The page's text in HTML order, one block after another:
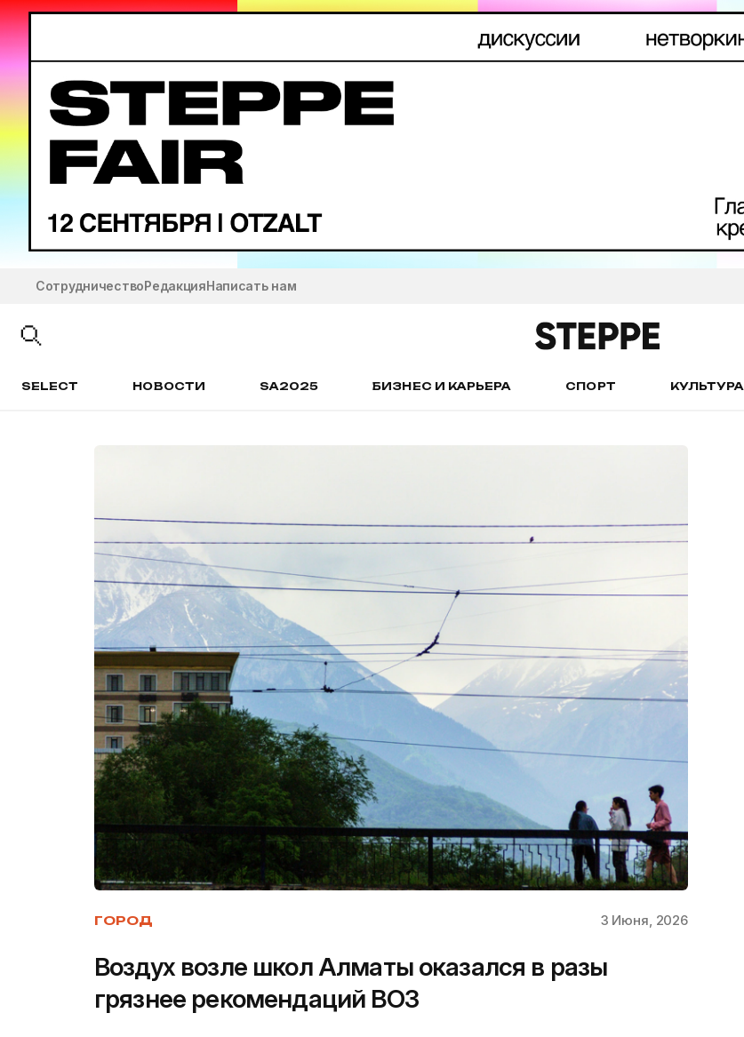
СотрудничествоРедакцияНаписать нам
SELECT НОВОСТИ SA2025 БИЗНЕС И КАРЬЕРА СПОРТ КУЛЬТУРА
ГОРОД 3 Июня, 2026
Воздух возле школ Алматы оказался в разы
грязнее рекомендаций ВОЗ